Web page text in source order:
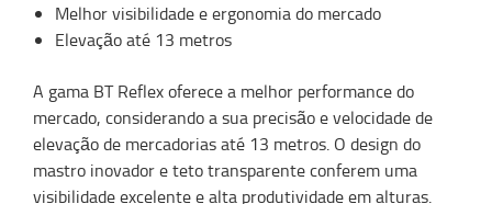
Melhor visibilidade e ergonomia do mercado
Elevação até 13 metros
A gama BT Reflex oferece a melhor performance do
mercado, considerando a sua precisão e velocidade de
elevação de mercadorias até 13 metros. O design do
mastro inovador e teto transparente conferem uma
visibilidade excelente e alta produtividade em alturas.